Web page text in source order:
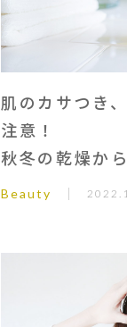
肌のカサつき
注意！
秋冬の乾燥か
すすめ
Beauty